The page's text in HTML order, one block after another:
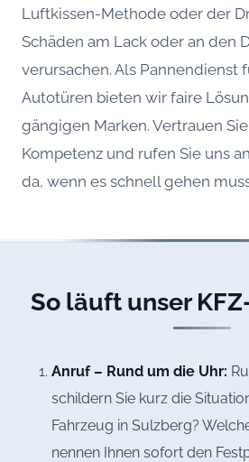
Luftkissen-Methode oder der
Schäden am Lack oder an den
verursachen. Als Pannendienst
Autotüren bieten wir faire
gängigen Marken. Vertrauen
Kompetenz und rufen Sie uns
da, wenn es schnell gehen
So läuft unser
Anruf – Rund um die Uhr:
schildern Sie kurz die
Fahrzeug in Sulzberg?
nennen Ihnen sofort den